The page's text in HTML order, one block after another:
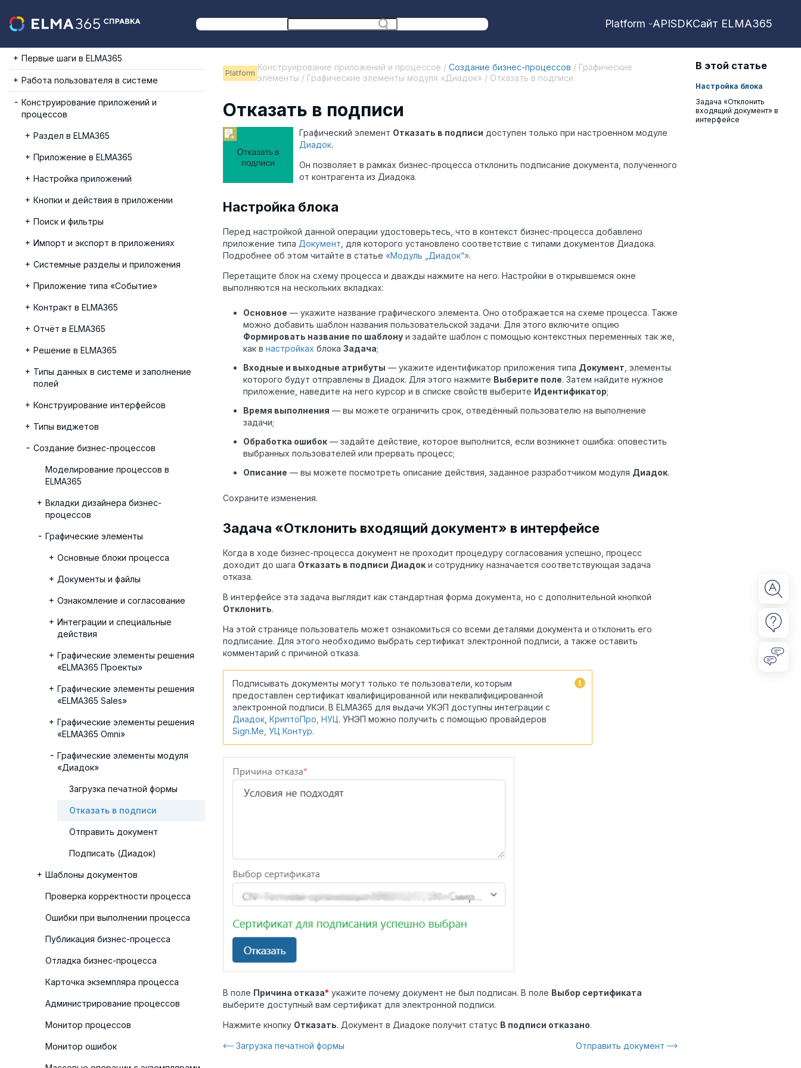
Platform APISDKСайт ELMA365
Первые шаги в ELMA365
Работа пользователя в системе
Конструирование приложений и
процессов
Раздел в ELMA365
Приложение в ELMA365
Настройка приложений
Кнопки и действия в приложении
Поиск и фильтры
Импорт и экспорт в приложениях
Системные разделы и приложения
Приложение типа «Событие»
Контракт в ELMA365
Отчёт в ELMA365
Решение в ELMA365
Типы данных в системе и заполнение
полей
Конструирование интерфейсов
Типы виджетов
Создание бизнес-процессов
Моделирование процессов в
ELMA365
Вкладки дизайнера бизнес-
процессов
Графические элементы
Основные блоки процесса
Документы и файлы
Ознакомление и согласование
Интеграции и специальные
действия
Графические элементы решения
«ELMA365 Проекты»
Графические элементы решения
«ELMA365 Sales»
Графические элементы решения
«ELMA365 Omni»
Графические элементы модуля
«Диадок»
Загрузка печатной формы
Отказать в подписи
Отправить документ
Подписать (Диадок)
Шаблоны документов
Проверка корректности процесса
Ошибки при выполнении процесса
Публикация бизнес-процесса
Отладка бизнес-процесса
Карточка экземпляра процесса
Администрирование процессов
Монитор процессов
Монитор ошибок
Platform
Конструирование приложений и процессов / Создание бизнес-процессов / Графические
элементы / Графические элементы модуля «Диадок» / Отказать в подписи
Отказать в подписи
Графический элемент Отказать в подписи доступен только при настроенном модуле
Диадок.
Он позволяет в рамках бизнес-процесса отклонить подписание документа, полученного
от контрагента из Диадока.
Настройка блока
Перед настройкой данной операции удостоверьтесь, что в контекст бизнес-процесса добавлено
приложение типа Документ , для которого установлено соответствие с типами документов Диадока.
Подробнее об этом читайте в статье «Модуль „Диадок“».
Перетащите блок на схему процесса и дважды нажмите на него. Настройки в открывшемся окне
выполняются на нескольких вкладках:
Основное — укажите название графического элемента. Оно отображается на схеме процесса. Также
можно добавить шаблон названия пользовательской задачи. Для этого включите опцию
Формировать название по шаблону и задайте шаблон с помощью контекстных переменных так же,
как в настройках блока Задача;
Входные и выходные атрибуты — укажите идентификатор приложения типа Документ, элементы
которого будут отправлены в Диадок. Для этого нажмите Выберите поле. Затем найдите нужное
приложение, наведите на него курсор и в списке свойств выберите Идентификатор;
Время выполнения — вы можете ограничить срок, отведённый пользователю на выполнение
задачи;
Обработка ошибок — задайте действие, которое выполнится, если возникнет ошибка: оповестить
выбранных пользователей или прервать процесс;
Описание — вы можете посмотреть описание действия, заданное разработчиком модуля Диадок.
Сохраните изменения.
Задача «Отклонить входящий документ» в интерфейсе
Когда в ходе бизнес-процесса документ не проходит процедуру согласования успешно, процесс
доходит до шага Отказать в подписи Диадок и сотруднику назначается соответствующая задача
отказа.
В интерфейсе эта задача выглядит как стандартная форма документа, но с дополнительной кнопкой
Отклонить.
На этой странице пользователь может ознакомиться со всеми деталями документа и отклонить его
подписание. Для этого необходимо выбрать сертификат электронной подписи, а также оставить
комментарий с причиной отказа.
Подписывать документы могут только те пользователи, которым
предоставлен сертификат квалифицированной или неквалифицированной
электронной подписи. В ELMA365 для выдачи УКЭП доступны интеграции с
Диадок КриптоПро, НУЦ. УНЭП можно получить с помощью провайдеров
Sign.Me, УЦ Контур.
В поле Причина отказа* укажите почему документ не был подписан. В поле Выбор сертификата
выберите доступный вам сертификат для электронной подписи.
Нажмите кнопку Отказать. Документ в Диадоке получит статус В подписи отказано.
Загрузка печатной формы Отправить документ
В этой статье
Настройка блока
Задача «Отклонить
входящий документ» в
интерфейсе